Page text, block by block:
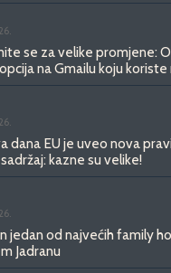
se za velike promjene:
na Gmailu koju koriste
dana EU je uveo nova
kazne su velike!
jedan od najvećih family
Jadranu